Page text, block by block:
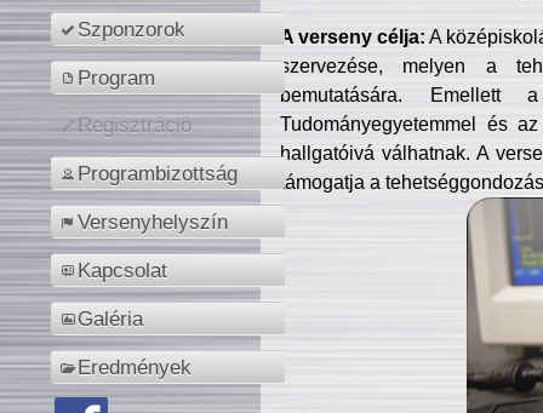
Szponzorok
Program
Regisztráció
Programbizottság
Versenyhelyszín
Kapcsolat
Galéria
Eredmények
A verseny célja: A
szervezése, melyen a
bemutatására. Emellett
Tudományegyetemmel és
hallgatóivá válhatnak. A
támogatja a